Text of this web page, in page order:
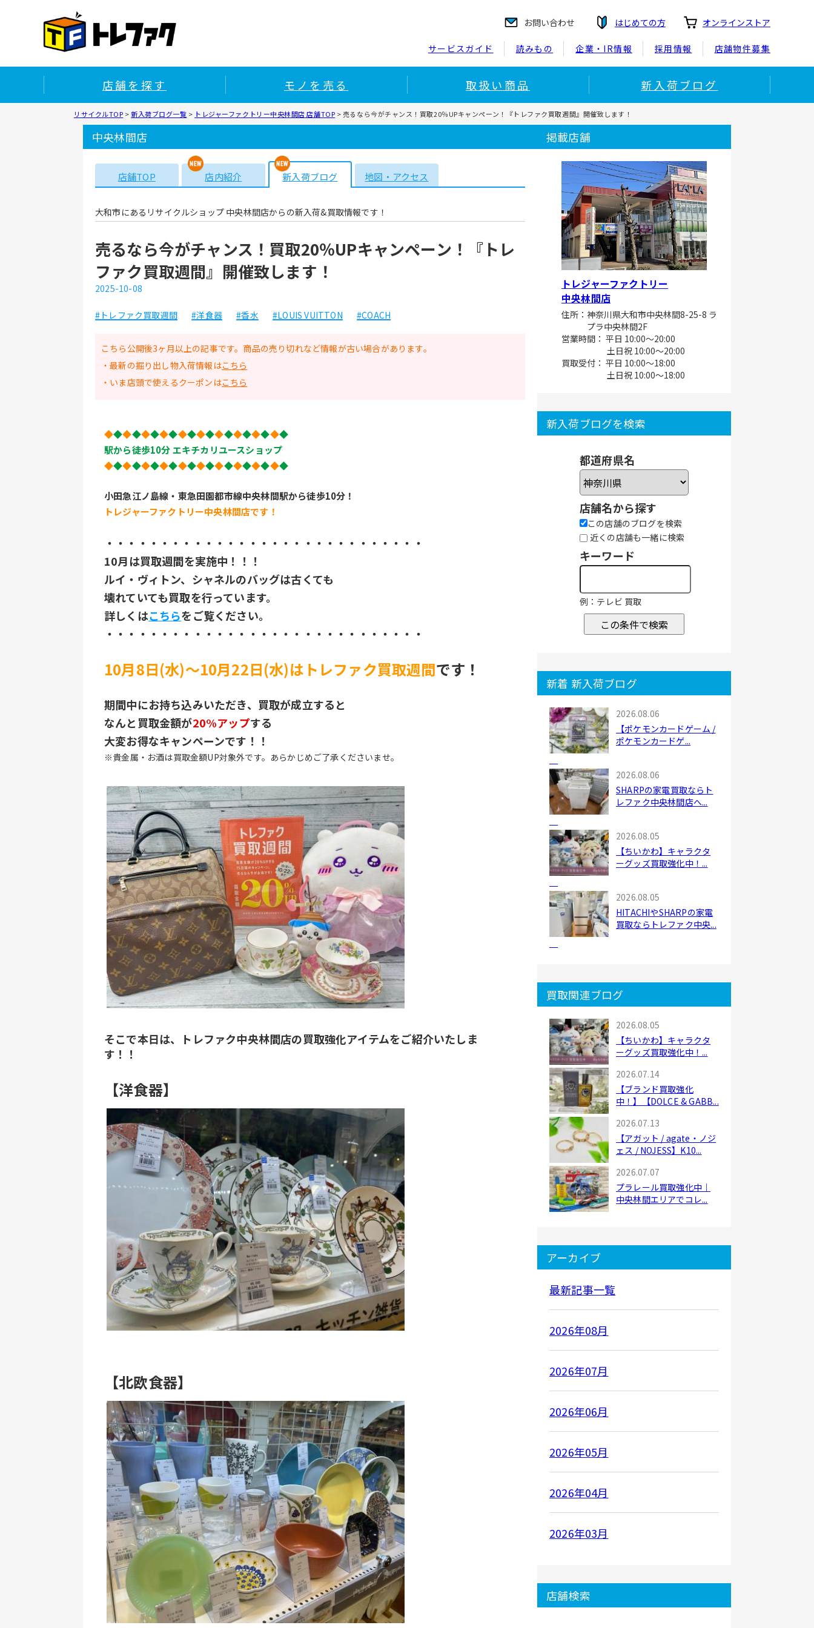
お問い合わせ はじめての方 オンラインストア
サービスガイド 読みもの 企業・IR情報 採用情報 店舗物件募集
店舗を探す モノを売る 取扱い商品 新入荷ブログ
リサイクルTOP >新入荷ブログ一覧 > トレジャーファクトリー中央林間店 店舗TOP > 売るなら今がチャンス！買取20％UPキャンペーン！『トレファク買取週間』開催致します！
中央林間店
店舗TOP 店内紹介 新入荷ブログ 地図・アクセス
大和市にあるリサイクルショップ 中央林間店からの新入荷&買取情報です！
売るなら今がチャンス！買取20％UPキャンペーン！『トレ
ファク買取週間』開催致します！
2025-10-08
#トレファク買取週間 #洋食器 #香水 #LOUIS VUITTON #COACH
こちら公開後3ヶ月以上の記事です。商品の売り切れなど情報が古い場合があります。
・最新の掘り出し物入荷情報はこちら
・いま店頭で使えるクーポンはこちら
◆◆◆◆◆◆◆◆◆◆◆◆◆◆◆◆◆◆◆◆
駅から徒歩10分 エキチカリユースショップ
◆◆◆◆◆◆◆◆◆◆◆◆◆◆◆◆◆◆◆◆
小田急江ノ島線・東急田園都市線中央林間駅から徒歩10分！
トレジャーファクトリー中央林間店です！
・・・・・・・・・・・・・・・・・・・・・・・・・・・・・
10月は買取週間を実施中！！！
ルイ・ヴィトン、シャネルのバッグは古くても
壊れていても買取を行っています。
詳しくはこちらをご覧ください。
・・・・・・・・・・・・・・・・・・・・・・・・・・・・・
10月8日(水)～10月22日(水)はトレファク買取週間です！
期間中にお持ち込みいただき、買取が成立すると
なんと買取金額が20%アップする
大変お得なキャンペーンです！！
※貴金属・お酒は買取金額UP対象外です。あらかじめご了承くださいませ。
そこで本日は、トレファク中央林間店の買取強化アイテムをご紹介いたしま
す！！
【洋食器】
【北欧食器】
掲載店舗
トレジャーファクトリー
中央林間店
住所：神奈川県大和市中央林間8-25-8 ラ
プラ中央林間2F
営業時間： 平日 10:00～20:00
土日祝 10:00～20:00
買取受付： 平日 10:00～18:00
土日祝 10:00～18:00
新入荷ブログを検索
都道府県名
店舗名から探す
この店舗のブログを検索
近くの店舗も一緒に検索
キーワード
例：テレビ 買取
この条件で検索
新着 新入荷ブログ
2026.08.06
【ポケモンカードゲーム /
ポケモンカードゲ...
2026.08.06
SHARPの家電買取ならト
レファク中央林間店へ...
2026.08.05
【ちいかわ】キャラクタ
ーグッズ買取強化中！...
2026.08.05
HITACHIやSHARPの家電
買取ならトレファク中央...
買取関連ブログ
2026.08.05
【ちいかわ】キャラクタ
ーグッズ買取強化中！...
2026.07.14
【ブランド買取強化
中！】【DOLCE & GABB...
2026.07.13
【アガット / agate・ノジ
ェス / NOJESS】K10...
2026.07.07
プラレール買取強化中｜
中央林間エリアでコレ...
アーカイブ
最新記事一覧
2026年08月
2026年07月
2026年06月
2026年05月
2026年04月
2026年03月
店舗検索